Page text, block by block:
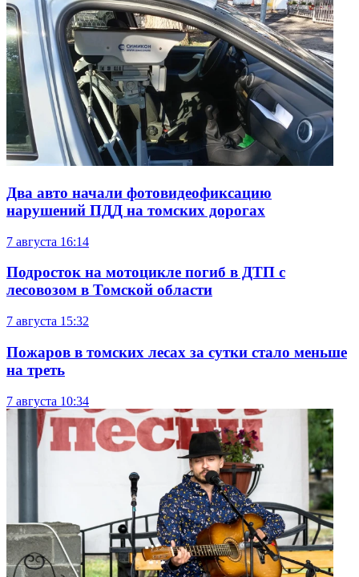
Два авто начали фотовидеофиксацию
нарушений ПДД на томских дорогах
7 августа 16:14
Подросток на мотоцикле погиб в ДТП с
лесовозом в Томской области
7 августа 15:32
Пожаров в томских лесах за сутки стало меньше
на треть
7 августа 10:34